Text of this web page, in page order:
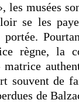
les musées
se les
règne, la
matrice
souvent de
de